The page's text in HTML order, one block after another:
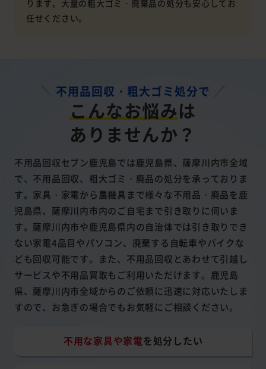
ります。大量の粗大ゴミ・廃棄品の処分も安心してお
任せください。
不用品回収・粗大ゴミ処分で
こんなお悩みは
ありませんか？
不用品回収セブン鹿児島では鹿児島県、薩摩川内市全域
で、不用品回収、粗大ゴミ・廃品の処分を承っておりま
す。家具・家電から農機具まで様々な不用品・廃品を鹿
児島県、薩摩川内市内のご自宅まで引き取りに伺いま
す。薩摩川内市や鹿児島県内の自治体では引き取りでき
ない家電4品目やパソコン、廃棄する自転車やバイクな
ども回収可能です。また、不用品回収とあわせて引越し
サービスや不用品買取もご利用いただけます。鹿児島
県、薩摩川内市全域からのご依頼に迅速に対応いたしま
すので、お急ぎの場合でもお気軽にご相談ください。
不用な家具や家電を処分したい